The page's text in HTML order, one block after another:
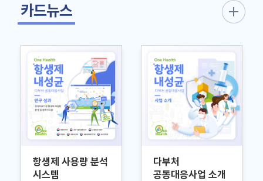
카드뉴스
항생제 사용량 분석
시스템
다부처
공동대응사업 소개